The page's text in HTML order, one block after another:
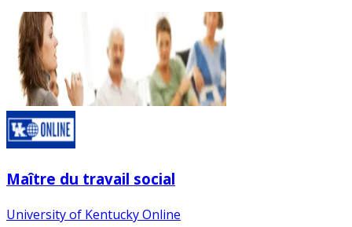
Maître du travail social
University of Kentucky Online